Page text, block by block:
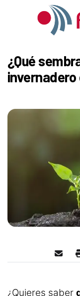
¿Qué
¿Quieres saber